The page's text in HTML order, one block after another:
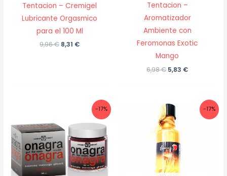
Tentacion – Cremigel
Lubricante Orgasmico
para el 100 Ml
9,96€ El
8,31 €El
Tentacion –
Aromatizador
Ambiente con
Feromonas Exotic
Mango
6,98€ El
5,83 €El
5,83 €.
-17% -17%